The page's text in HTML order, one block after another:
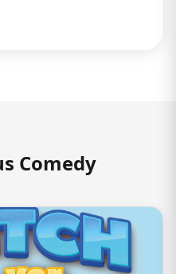
Comedy